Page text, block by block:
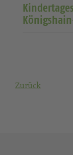
Zurück